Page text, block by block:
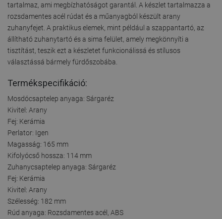
tartalmaz, ami megbízhatóságot garantál. A készlet tartalmazza a
rozsdamentes acél rúdat és a műanyagból készült arany
zuhanyfejet. A praktikus elemek, mint például a szappantartó, az
állítható zuhanytartó és a sima felület, amely megkönnyíti a
tisztítást, teszik ezt a készletet funkcionálissá és stílusos
választássá bármely fürdőszobába.
Termékspecifikáció:
Mosdócsaptelep anyaga: Sárgaréz
Kivitel: Arany
Fej: Kerámia
Perlator: Igen
Magasság: 165 mm
Kifolyócső hossza: 114 mm
Zuhanycsaptelep anyaga: Sárgaréz
Fej: Kerámia
Kivitel: Arany
Szélesség: 182 mm
Rúd anyaga: Rozsdamentes acél, ABS